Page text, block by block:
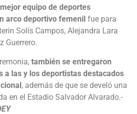
equipo de deportes
arco deportivo femenil fue para
Solís Campos, Alejandra Lara
Guerrero.
también se entregaron
a las y los deportistas destacados
, además de que se develó una
en el Estadio Salvador Alvarado.-